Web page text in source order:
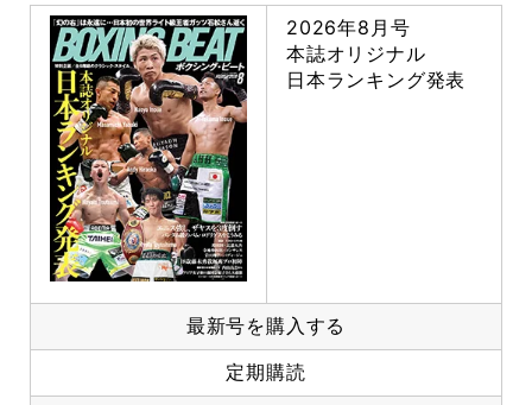
2026年8月号
本誌オリジナル
日本ランキング発表
最新号を購入する
定期購読